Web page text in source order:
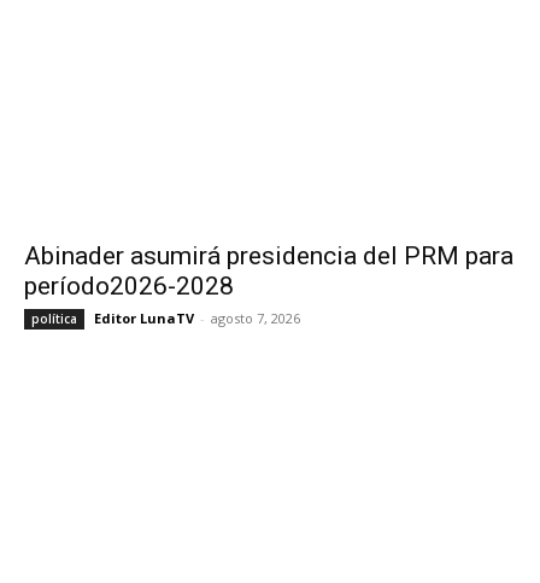
Abinader asumirá presidencia del PRM para
período2026-2028
política Editor LunaTV - agosto 7, 2026